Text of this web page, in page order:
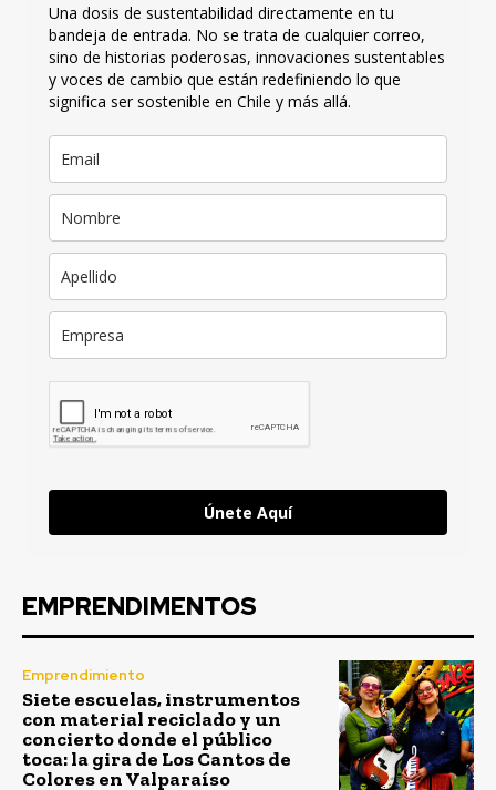
Una dosis de sustentabilidad directamente en tu
bandeja de entrada. No se trata de cualquier correo,
sino de historias poderosas, innovaciones sustentables
y voces de cambio que están redefiniendo lo que
significa ser sostenible en Chile y más allá.
Únete Aquí
EMPRENDIMENTOS
Emprendimiento
Siete escuelas, instrumentos
con material reciclado y un
concierto donde el público
toca: la gira de Los Cantos de
Colores en Valparaíso